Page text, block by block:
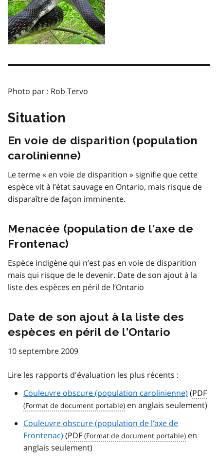
Photo par : Rob Tervo
Situation
En voie de disparition (population
carolinienne)
Le terme « en voie de disparition » signifie que cette
espèce vit à l’état sauvage en Ontario, mais risque de
disparaître de façon imminente.
Menacée (population de l’axe de
Frontenac)
Espèce indigène qui n’est pas en voie de disparition
mais qui risque de le devenir. Date de son ajout à la
liste des espèces en péril de l’Ontario
Date de son ajout à la liste des
espèces en péril de l’Ontario
10 septembre 2009
Lire les rapports d'évaluation les plus récents :
Couleuvre obscure (population carolinienne) (PDF
en anglais seulement)
Couleuvre obscure (population de l’axe de
Frontenac) (PDF
en
anglais seulement)